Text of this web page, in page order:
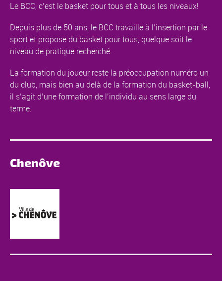
Le BCC, c’est le basket pour tous et à tous les niveaux!
Depuis plus de 50 ans, le BCC travaille à l’insertion par le
sport et propose du basket pour tous, quelque soit le
niveau de pratique recherché.
La formation du joueur reste la préoccupation numéro un
du club, mais bien au delà de la formation du basket-ball,
il s’agit d’une formation de l’individu au sens large du
terme.
Chenôve